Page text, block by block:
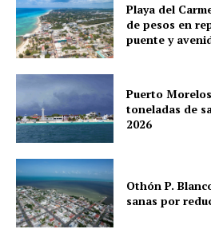
Playa del Carmen
Puerto Morelos
Playa del
de pesos en
puente y
Puerto
toneladas de
2026
Othón P.
sanas por